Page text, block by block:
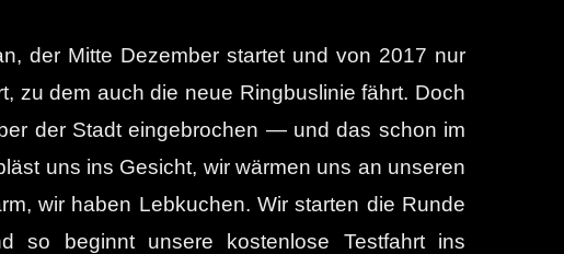
der Mitte Dezember startet und von 2017 nur
zu dem auch die neue Ringbuslinie fährt. Doch
der Stadt eingebrochen — und das schon im
uns ins Gesicht, wir wärmen uns an unseren
wir haben Lebkuchen. Wir starten die Runde
so beginnt unsere kostenlose Testfahrt ins